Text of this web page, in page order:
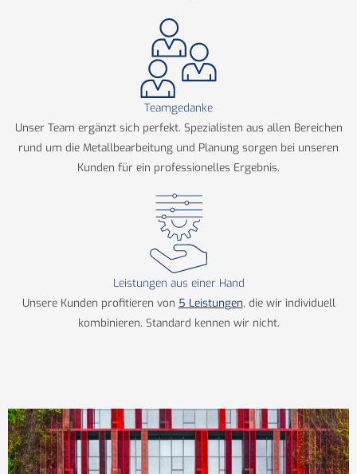
Teamgedanke
Unser Team ergänzt sich perfekt. Spezialisten aus allen Bereichen
rund um die Metallbearbeitung und Planung sorgen bei unseren
Kunden für ein professionelles Ergebnis.
Leistungen aus einer Hand
Unsere Kunden profitieren von 5 Leistungen, die wir individuell
kombinieren. Standard kennen wir nicht.